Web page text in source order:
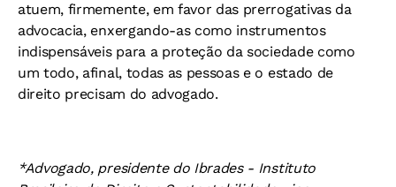
atuem, firmemente, em favor das prerrogativas da
advocacia, enxergando-as como instrumentos
indispensáveis para a proteção da sociedade como
um todo, afinal, todas as pessoas e o estado de
direito precisam do advogado.
*Advogado, presidente do Ibrades - Instituto